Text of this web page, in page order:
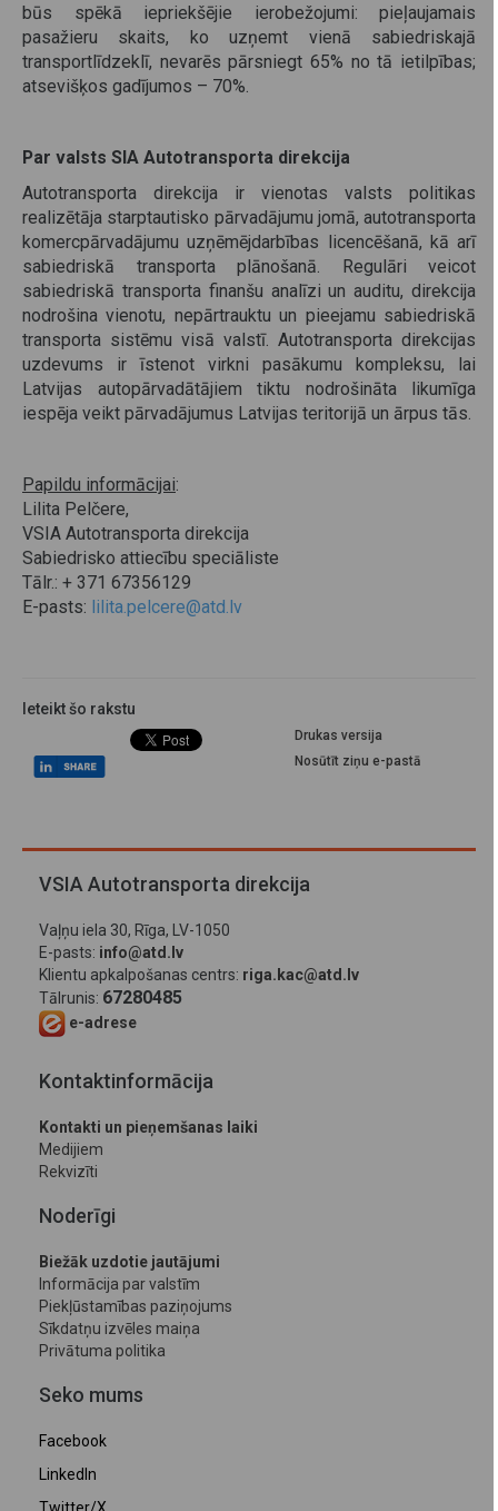
būs spēkā iepriekšējie ierobežojumi: pieļaujamais
pasažieru skaits, ko uzņemt vienā sabiedriskajā
transportlīdzeklī, nevarēs pārsniegt 65% no tā ietilpības;
atsevišķos gadījumos – 70%.
Par valsts SIA Autotransporta direkcija
Autotransporta direkcija ir vienotas valsts politikas
realizētāja starptautisko pārvadājumu jomā, autotransporta
komercpārvadājumu uzņēmējdarbības licencēšanā, kā arī
sabiedriskā transporta plānošanā. Regulāri veicot
sabiedriskā transporta finanšu analīzi un auditu, direkcija
nodrošina vienotu, nepārtrauktu un pieejamu sabiedriskā
transporta sistēmu visā valstī. Autotransporta direkcijas
uzdevums ir īstenot virkni pasākumu kompleksu, lai
Latvijas autopārvadātājiem tiktu nodrošināta likumīga
iespēja veikt pārvadājumus Latvijas teritorijā un ārpus tās.
Papildu informācijai:
Lilita Pelčere,
VSIA Autotransporta direkcija
Sabiedrisko attiecību speciāliste
Tālr.: + 371 67356129
E-pasts: lilita.pelcere@atd.lv
Ieteikt šo rakstu
Drukas versija
Nosūtīt ziņu e-pastā
VSIA Autotransporta direkcija
Vaļņu iela 30, Rīga, LV-1050
E-pasts: info@atd.lv
Klientu apkalpošanas centrs: riga.kac@atd.lv
Tālrunis: 67280485
e-adrese
Kontaktinformācija
Kontakti un pieņemšanas laiki
Medijiem
Rekvizīti
Noderīgi
Biežāk uzdotie jautājumi
Informācija par valstīm
Piekļūstamības paziņojums
Sīkdatņu izvēles maiņa
Privātuma politika
Seko mums
Facebook
LinkedIn
Twitter/X